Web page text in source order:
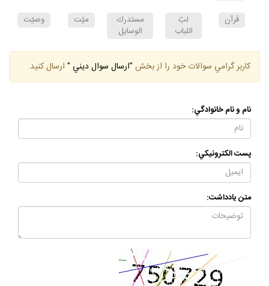
قرآن
لبّ
اللباب
مستدرك
الوسايل
ميّت وصيّت
كاربر گرامي سوالات خود را از بخش "ارسال سوال ديني " ارسال كنيد.
نام و نام خانوادگي:
پست الكترونيكي:
متن يادداشت: